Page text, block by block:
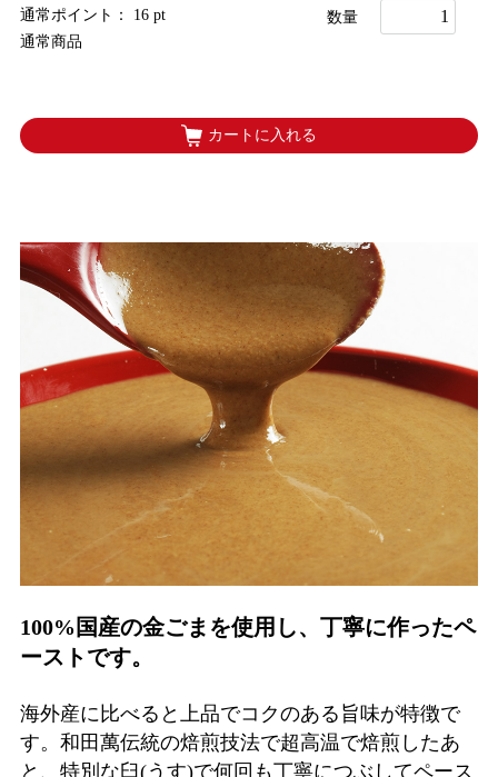
通常ポイント： 16 pt
通常商品
数量
カートに入れる
100%国産の金ごまを使用し、丁寧に作ったペ
ーストです。
海外産に比べると上品でコクのある旨味が特徴で
す。和田萬伝統の焙煎技法で超高温で焙煎したあ
と、特別な臼(うす)で何回も丁寧につぶしてペース